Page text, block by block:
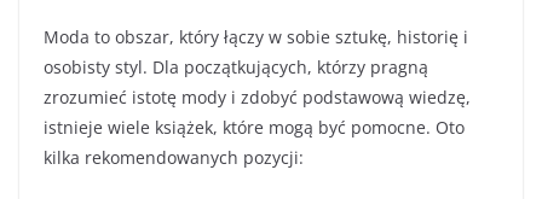
Moda to obszar, który łączy w sobie sztukę, historię i
osobisty styl. Dla początkujących, którzy pragną
zrozumieć istotę mody i zdobyć podstawową wiedzę,
istnieje wiele książek, które mogą być pomocne. Oto
kilka rekomendowanych pozycji: